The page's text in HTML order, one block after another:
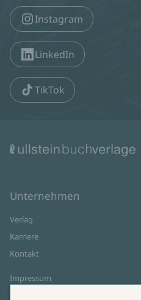
Instagram
LinkedIn
TikTok
Unternehmen
Verlag
Karriere
Kontakt
Impressum